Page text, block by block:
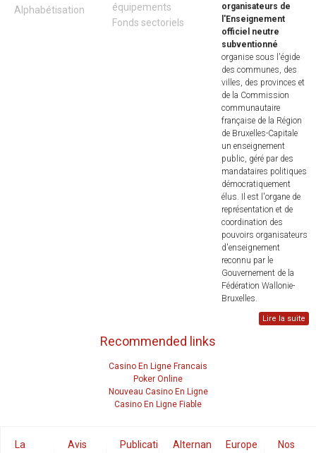
Alphabétisation
équipements
Fonds sectoriels
organisateurs de
l'Enseignement
officiel neutre
subventionné
organise sous l'égide
des communes, des
villes, des provinces et
de la Commission
communautaire
française de la Région
de Bruxelles-Capitale
un enseignement
public, géré par des
mandataires politiques
démocratiquement
élus. Il est l'organe de
représentation et de
coordination des
pouvoirs organisateurs
d'enseignement
reconnu par le
Gouvernement de la
Fédération Wallonie-
Bruxelles.
Lire la suite
Recommended links
Casino En Ligne Francais
Poker Online
Nouveau Casino En Ligne
Casino En Ligne Fiable
La
Avis PublicationsAlternance Europe
Nos